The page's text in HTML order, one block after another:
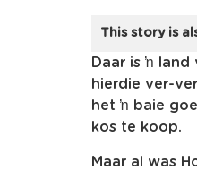
This story is
Daar is ŉ
hierdie ver-
het ŉ baie
kos te koop.
Maar al was